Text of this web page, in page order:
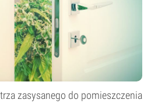
zasysanego do pomieszczenia